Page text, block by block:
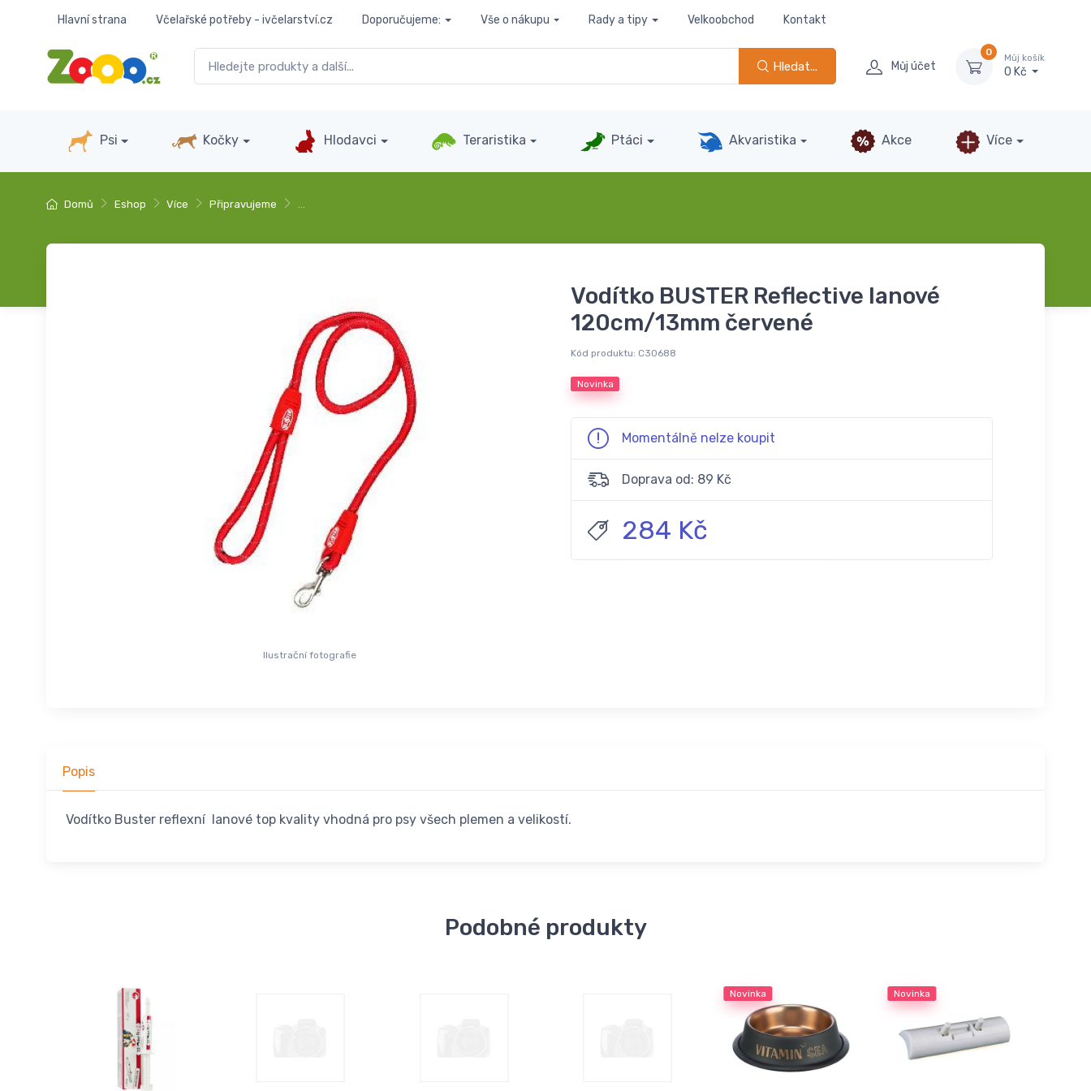
Hlavní strana Včelařské potřeby - ivčelarství.cz Doporučujeme: Vše o nákupu Rady a tipy Velkoobchod Kontakt
Hledat... Můj účet
0
Můj košík
0 Kč
Psi Kočky Hlodavci Teraristika Ptáci Akvaristika Akce Více
Domů Eshop Více Připravujeme …
Ilustrační fotografie
Vodítko BUSTER Reflective lanové
120cm/13mm červené
Kód produktu: C30688
Novinka
Momentálně nelze koupit
Doprava od: 89 Kč
284 Kč
Popis
Vodítko Buster reflexní lanové top kvality vhodná pro psy všech plemen a velikostí.
Podobné produkty
Novinka Novinka